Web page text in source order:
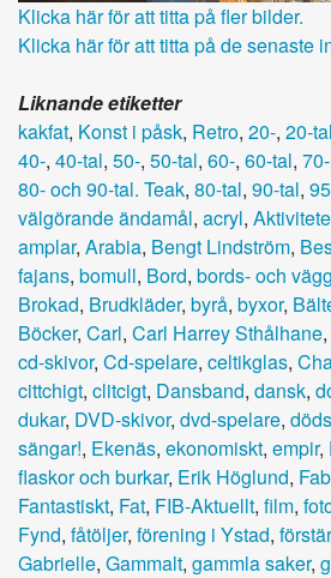
Klicka här för att titta på fler bilder.
Klicka här för att titta på de senaste
Liknande etiketter
kakfat, Konst i påsk, Retro, 20-, 20-tal
40-, 40-tal, 50-, 50-tal, 60-, 60-tal, 70-
80- och 90-tal. Teak, 80-tal, 90-tal,
välgörande ändamål, acryl,
amplar, Arabia, Bengt Lindström,
fajans, bomull, Bord, bords- och
Brokad, Brudkläder, byrå, byxor,
Böcker, Carl, Carl Harrey Sthålhane,
cd-skivor, Cd-spelare, celtikglas,
cittchigt, clitcigt, Dansband, dansk,
dukar, DVD-skivor, dvd-spelare,
sängar!, Ekenäs, ekonomiskt, empir,
flaskor och burkar, Erik Höglund,
Fantastiskt, Fat, FIB-Aktuellt, film,
Fynd, fåtöljer, förening i Ystad,
Gabrielle, Gammalt, gammla saker,